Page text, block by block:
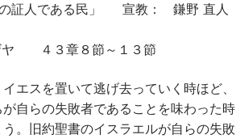
証人である民」 宣教： 鎌野 直人
４３章８節～１３節
エスを置いて逃げ去っていく時ほど、
自らの失敗者であることを味わった時
。旧約聖書のイスラエルが自らの失敗